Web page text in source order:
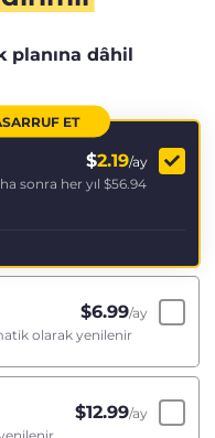
planına dâhil
ET
$2.19/ay
sonra her yıl $56.94
$6.99/ay
olarak yenilenir
$12.99/ay